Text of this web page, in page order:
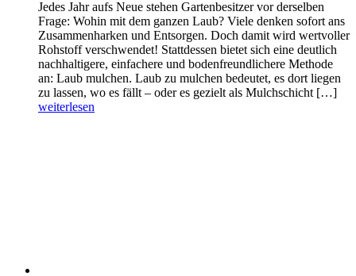
Jedes Jahr aufs Neue stehen Gartenbesitzer vor derselben
Frage: Wohin mit dem ganzen Laub? Viele denken sofort ans
Zusammenharken und Entsorgen. Doch damit wird wertvoller
Rohstoff verschwendet! Stattdessen bietet sich eine deutlich
nachhaltigere, einfachere und bodenfreundlichere Methode
an: Laub mulchen. Laub zu mulchen bedeutet, es dort liegen
zu lassen, wo es fällt – oder es gezielt als Mulchschicht […]
weiterlesen